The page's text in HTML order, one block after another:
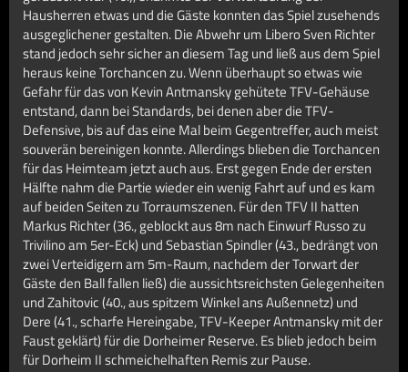
Hausherren etwas und die Gäste konnten das Spiel zusehends
ausgeglichener gestalten. Die Abwehr um Libero Sven Richter
stand jedoch sehr sicher an diesem Tag und ließ aus dem Spiel
heraus keine Torchancen zu. Wenn überhaupt so etwas wie
Gefahr für das von Kevin Antmansky gehütete TFV-Gehäuse
entstand, dann bei Standards, bei denen aber die TFV-
Defensive, bis auf das eine Mal beim Gegentreffer, auch meist
souverän bereinigen konnte. Allerdings blieben die Torchancen
für das Heimteam jetzt auch aus. Erst gegen Ende der ersten
Hälfte nahm die Partie wieder ein wenig Fahrt auf und es kam
auf beiden Seiten zu Torraumszenen. Für den TFV II hatten
Markus Richter (36., geblockt aus 8m nach Einwurf Russo zu
Trivilino am 5er-Eck) und Sebastian Spindler (43., bedrängt von
zwei Verteidigern am 5m-Raum, nachdem der Torwart der
Gäste den Ball fallen ließ) die aussichtsreichsten Gelegenheiten
und Zahitovic (40., aus spitzem Winkel ans Außennetz) und
Dere (41., scharfe Hereingabe, TFV-Keeper Antmansky mit der
Faust geklärt) für die Dorheimer Reserve. Es blieb jedoch beim
für Dorheim II schmeichelhaften Remis zur Pause.